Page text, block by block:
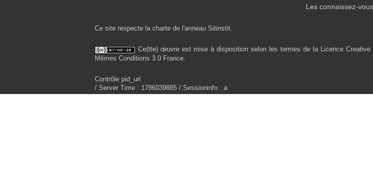
Les connaissez-
Ce site respecte la charte de l'anneau Sitinstit.
Ce(tte) œuvre est mise à disposition selon les termes de la Licence
Mêmes Conditions 3.0 France.
Contrôle pid_url
/ Server Time : 1786039885 / Sessioninfo : a